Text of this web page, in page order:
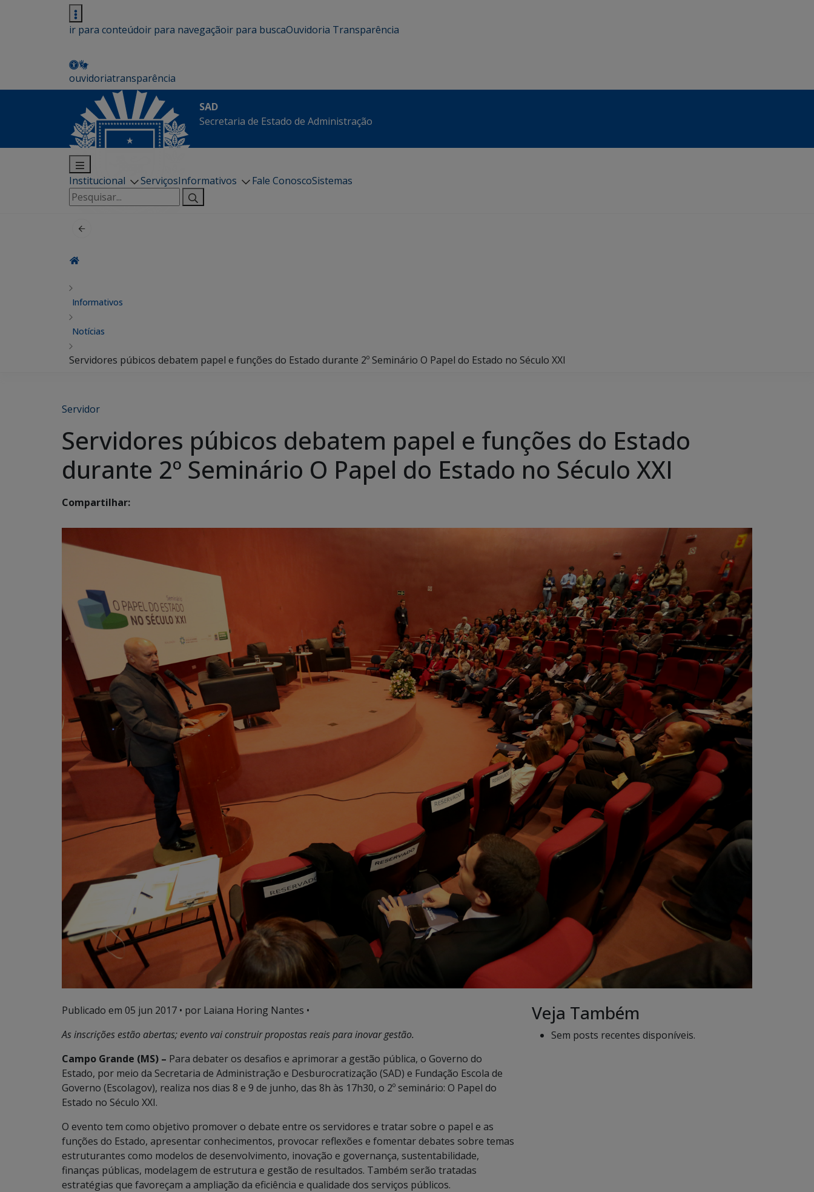
ir para conteúdoir para navegaçãoir para buscaOuvidoria Transparência
ouvidoriatransparência
SAD
Secretaria de Estado de Administração
Institucional ServiçosInformativos Fale ConoscoSistemas
Pesquisar
por:
Informativos
Notícias
Servidores púbicos debatem papel e funções do Estado durante 2º Seminário O Papel do Estado no Século XXI
Servidor
Servidores púbicos debatem papel e funções do Estado
durante 2º Seminário O Papel do Estado no Século XXI
Compartilhar:
Publicado em 05 jun 2017 • por Laiana Horing Nantes •
As inscrições estão abertas; evento vai construir propostas reais para inovar gestão.
Campo Grande (MS) – Para debater os desafios e aprimorar a gestão pública, o Governo do
Estado, por meio da Secretaria de Administração e Desburocratização (SAD) e Fundação Escola de
Governo (Escolagov), realiza nos dias 8 e 9 de junho, das 8h às 17h30, o 2º seminário: O Papel do
Estado no Século XXI.
O evento tem como objetivo promover o debate entre os servidores e tratar sobre o papel e as
funções do Estado, apresentar conhecimentos, provocar reflexões e fomentar debates sobre temas
estruturantes como modelos de desenvolvimento, inovação e governança, sustentabilidade,
finanças públicas, modelagem de estrutura e gestão de resultados. Também serão tratadas
estratégias que favoreçam a ampliação da eficiência e qualidade dos serviços públicos.
Veja Também
Sem posts recentes disponíveis.